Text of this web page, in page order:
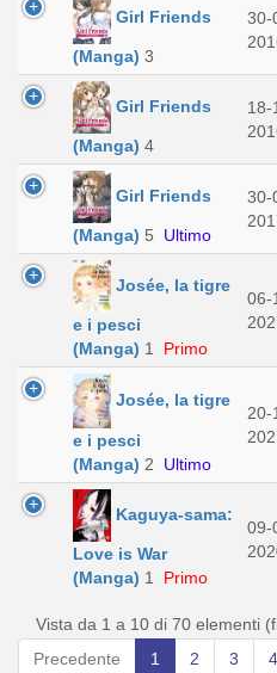
Girl Friends
(Manga) 3
30-
Girl Friends
(Manga) 4
18-
Girl Friends
(Manga) 5 Ultimo
30-
Josée, la tigre
e i pesci
(Manga) 1 Primo
06-
Josée, la tigre
e i pesci
(Manga) 2 Ultimo
20-
Kaguya-sama:
Love is War
(Manga) 1 Primo
09-
Vista da 1 a 10 di 70 elementi
Precedente
1 2 3 4